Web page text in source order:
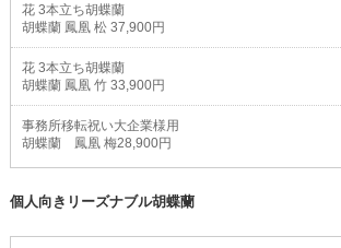
花 3本立ち胡蝶蘭
胡蝶蘭 鳳凰 松 37,900円
花 3本立ち胡蝶蘭
胡蝶蘭 鳳凰 竹 33,900円
事務所移転祝い大企業様用
胡蝶蘭 鳳凰 梅28,900円
個人向きリーズナブル胡蝶蘭